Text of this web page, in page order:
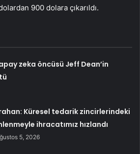
900 dolara çıkarıldı.
zeka öncüsü Jeff Dean’in
Küresel tedarik zincirlerindeki
ihracatımız hızlandı
5, 2026